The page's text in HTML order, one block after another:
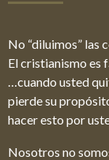
No “diluimos” las
El cristianismo es
…cuando usted
pierde su
hacer esto por
Nosotros no